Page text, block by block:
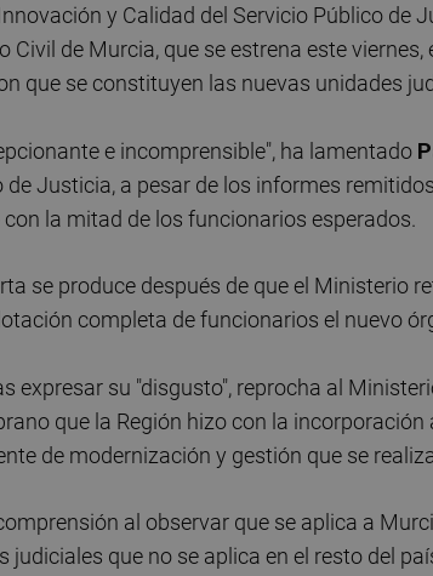
y Calidad del Servicio Público de
Civil de Murcia, que se estrena este
que se constituyen las nuevas unidades
e incomprensible", ha lamentado
de Justicia, a pesar de los informes
la mitad de los funcionarios esperados.
se produce después de que el Ministerio
completa de funcionarios el nuevo
expresar su "disgusto", reprocha al
que la Región hizo con la
de modernización y gestión que se
al observar que se aplica a
judiciales que no se aplica en el resto del